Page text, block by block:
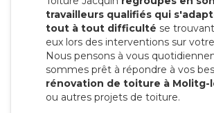
travailleurs qualifiés qui
tout à tout difficulté se
eux lors des interventions sur
Nous pensons à vous
sommes prêt à répondre à vos
rénovation de toiture à Molitg-
ou autres projets de toiture.